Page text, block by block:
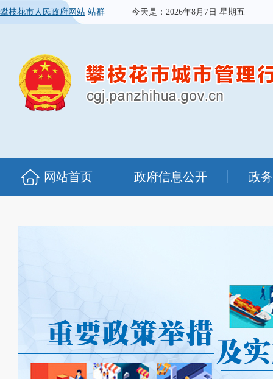
攀枝花市人民政府网站 站群 今天是： 2026年8月7日 星期五
网站首页 政府信息公开 政